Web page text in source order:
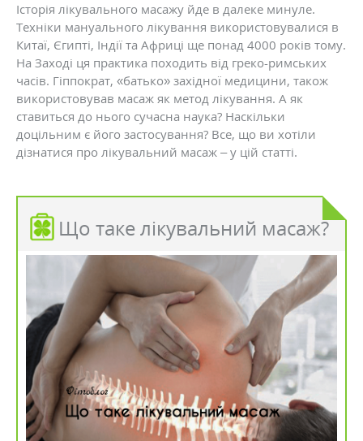
Історія лікувального масажу йде в далеке минуле.
Техніки мануального лікування використовувалися в
Китаї, Єгипті, Індії та Африці ще понад 4000 років тому.
На Заході ця практика походить від греко-римських
часів. Гіппократ, «батько» західної медицини, також
використовував масаж як метод лікування. А як
ставиться до нього сучасна наука? Наскільки
доцільним є його застосування? Все, що ви хотіли
дізнатися про лікувальний масаж – у цій статті.
Що таке лікувальний масаж?